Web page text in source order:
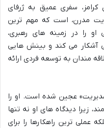
کرامز، سفری عمیق به ژرفای
مدرن، است که مهم ترین
را در زمینه های رهبری،
آشکار می کند و بینش هایی
مندان به توسعه فردی ارائه
عجین شده است. او را
زیرا دیدگاه های او نه تنها
عملی ترین راهکارها را برای